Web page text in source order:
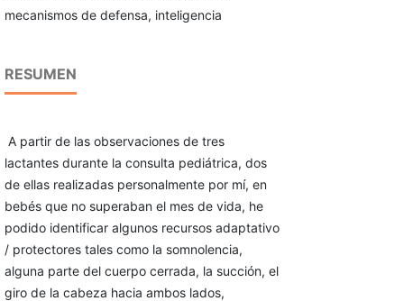
mecanismos de defensa, inteligencia
RESUMEN
A partir de las observaciones de tres
lactantes durante la consulta pediátrica, dos
de ellas realizadas personalmente por mí, en
bebés que no superaban el mes de vida, he
podido identificar algunos recursos adaptativo
/ protectores tales como la somnolencia,
alguna parte del cuerpo cerrada, la succión, el
giro de la cabeza hacia ambos lados,